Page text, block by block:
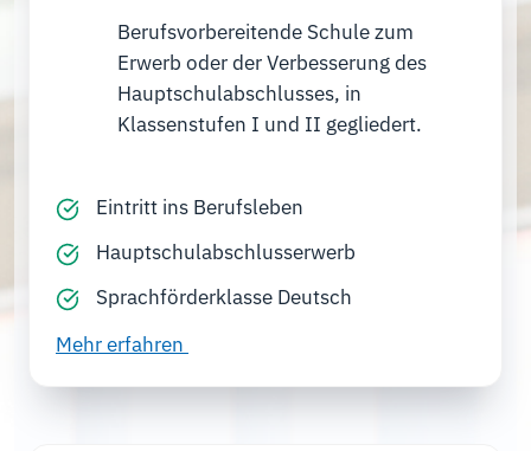
Berufsvorbereitende Schule zum
Erwerb oder der Verbesserung des
Hauptschulabschlusses, in
Klassenstufen I und II gegliedert.
Eintritt ins Berufsleben
Hauptschulabschlusserwerb
Sprachförderklasse Deutsch
Mehr erfahren